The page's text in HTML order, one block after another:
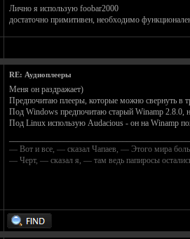
Лично я использую foobar2000
достаточно примитивен, необходимо
RE: Аудиоплееры
Меня он раздражает)
Предпочитаю плееры, которые можно свернуть в
Под Windows предпочитаю старый Winamp 2.8.0,
Под Linux использую Audacious - он на Winamp
— Вот и все, — сказал Чапаев, — Этого мира
— Черт, — сказал я, — там ведь папиросы